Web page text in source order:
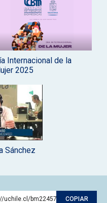
Internacional de la
2025
Sánchez
uchile.cl/bm224572 COPIAR